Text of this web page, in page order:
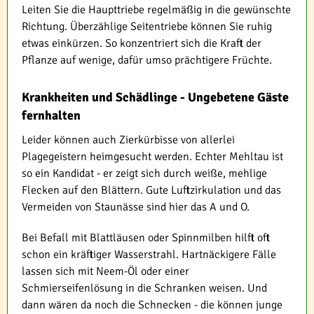
Leiten Sie die Haupttriebe regelmäßig in die gewünschte
Richtung. Überzählige Seitentriebe können Sie ruhig
etwas einkürzen. So konzentriert sich die Kraft der
Pflanze auf wenige, dafür umso prächtigere Früchte.
Krankheiten und Schädlinge - Ungebetene Gäste
fernhalten
Leider können auch Zierkürbisse von allerlei
Plagegeistern heimgesucht werden. Echter Mehltau ist
so ein Kandidat - er zeigt sich durch weiße, mehlige
Flecken auf den Blättern. Gute Luftzirkulation und das
Vermeiden von Staunässe sind hier das A und O.
Bei Befall mit Blattläusen oder Spinnmilben hilft oft
schon ein kräftiger Wasserstrahl. Hartnäckigere Fälle
lassen sich mit Neem-Öl oder einer
Schmierseifenlösung in die Schranken weisen. Und
dann wären da noch die Schnecken - die können junge